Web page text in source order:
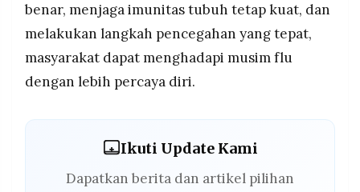
benar, menjaga imunitas tubuh tetap kuat, dan
melakukan langkah pencegahan yang tepat,
masyarakat dapat menghadapi musim flu
dengan lebih percaya diri.
Ikuti Update Kami
Dapatkan berita dan artikel pilihan